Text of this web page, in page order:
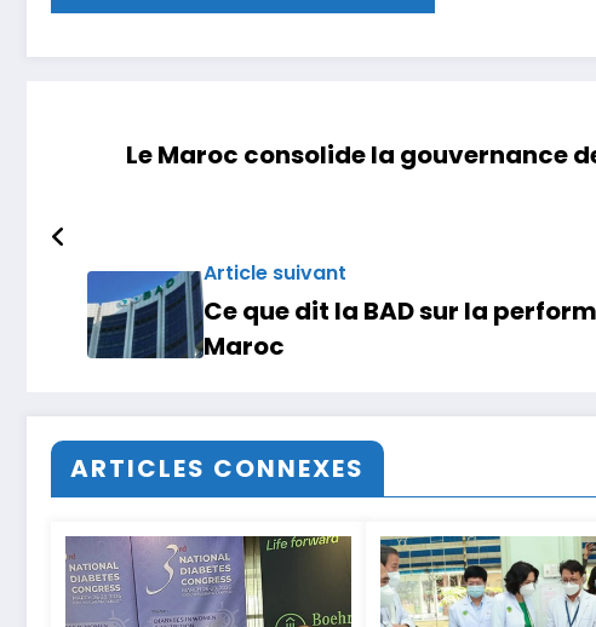
Le Maroc consolide la gouvernance
Article suivant
Ce que dit la BAD sur la
Maroc
ARTICLES CONNEXES